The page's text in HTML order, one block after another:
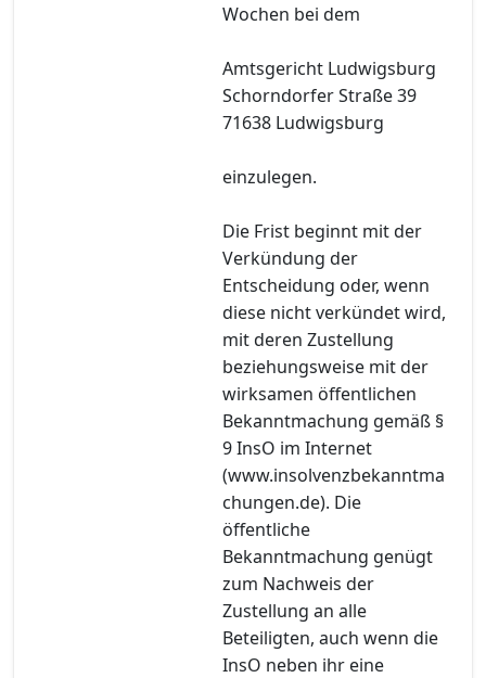
Wochen bei dem
Amtsgericht Ludwigsburg
Schorndorfer Straße 39
71638 Ludwigsburg
einzulegen.
Die Frist beginnt mit der
Verkündung der
Entscheidung oder, wenn
diese nicht verkündet wird,
mit deren Zustellung
beziehungsweise mit der
wirksamen öffentlichen
Bekanntmachung gemäß §
9 InsO im Internet
(www.insolvenzbekanntma
chungen.de). Die
öffentliche
Bekanntmachung genügt
zum Nachweis der
Zustellung an alle
Beteiligten, auch wenn die
InsO neben ihr eine